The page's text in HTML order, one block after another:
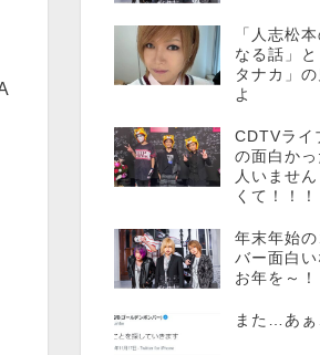
「人志松
なる話」
タナカ」
よ
CDTVライ
の面白か
人いませ
くて！！！
年末年始
バー面白
お年を～！
また…あ